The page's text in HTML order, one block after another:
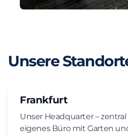
Unsere
Frankfurt
Unser Headquarter –
eigenes Büro mit Garten